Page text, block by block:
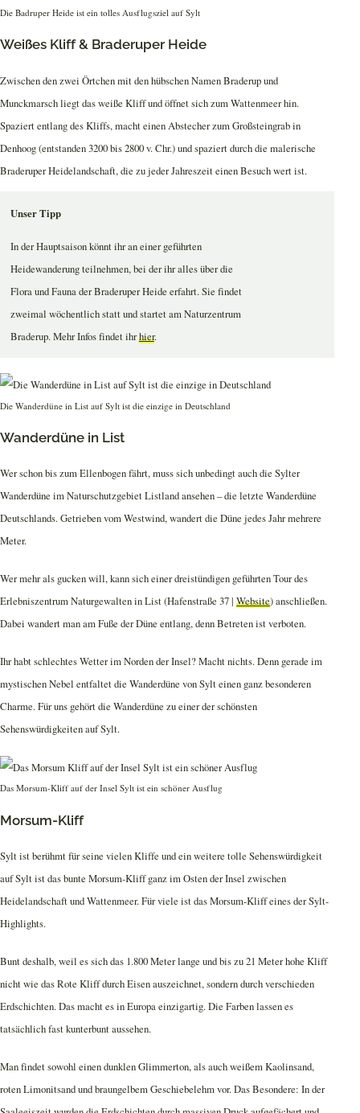
Die Badruper Heide ist ein tolles Ausflugsziel auf Sylt
Weißes Kliff & Braderuper Heide
Zwischen den zwei Örtchen mit den hübschen Namen Braderup und
Munckmarsch liegt das weiße Kliff und öffnet sich zum Wattenmeer hin.
Spaziert entlang des Kliffs, macht einen Abstecher zum Großsteingrab in
Denhoog (entstanden 3200 bis 2800 v. Chr.) und spaziert durch die malerische
Braderuper Heidelandschaft, die zu jeder Jahreszeit einen Besuch wert ist.
Unser Tipp
In der Hauptsaison könnt ihr an einer geführten
Heidewanderung teilnehmen, bei der ihr alles über die
Flora und Fauna der Braderuper Heide erfahrt. Sie findet
zweimal wöchentlich statt und startet am Naturzentrum
Braderup. Mehr Infos findet ihrhier.
Die Wanderdüne in List auf Sylt ist die einzige in Deutschland
Wanderdüne in List
Wer schon bis zum Ellenbogen fährt, muss sich unbedingt auch die Sylter
Wanderdüne im Naturschutzgebiet Listland ansehen – die letzte Wanderdüne
Deutschlands. Getrieben vom Westwind, wandert die Düne jedes Jahr mehrere
Meter.
Wer mehr als gucken will, kann sich einer dreistündigen geführten Tour des
Erlebniszentrum Naturgewalten in List (Hafenstraße 37 | Website) anschließen.
Dabei wandert man am Fuße der Düne entlang, denn Betreten ist verboten.
Ihr habt schlechtes Wetter im Norden der Insel? Macht nichts. Denn gerade im
mystischen Nebel entfaltet die Wanderdüne von Sylt einen ganz besonderen
Charme. Für uns gehört die Wanderdüne zu einer der schönsten
Sehenswürdigkeiten auf Sylt.
Das Morsum-Kliff auf der Insel Sylt ist ein schöner Ausflug
Morsum-Kliff
Sylt ist berühmt für seine vielen Kliffe und ein weitere tolle Sehenswürdigkeit
auf Sylt ist das bunte Morsum-Kliff ganz im Osten der Insel zwischen
Heidelandschaft und Wattenmeer. Für viele ist das Morsum-Kliff eines der Sylt-
Highlights.
Bunt deshalb, weil es sich das 1.800 Meter lange und bis zu 21 Meter hohe Kliff
nicht wie das Rote Kliff durch Eisen auszeichnet, sondern durch verschieden
Erdschichten. Das macht es in Europa einzigartig. Die Farben lassen es
tatsächlich fast kunterbunt aussehen.
Man findet sowohl einen dunklen Glimmerton, als auch weißem Kaolinsand,
roten Limonitsand und braungelbem Geschiebelehm vor. Das Besondere: In der